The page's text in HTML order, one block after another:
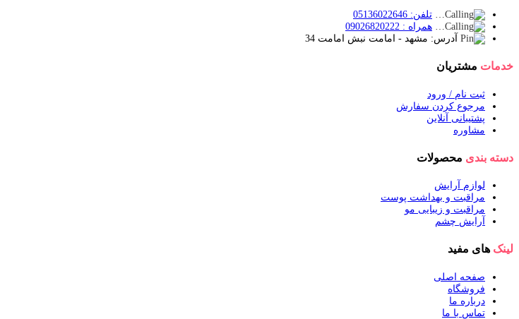
تلفن: 05136022646
همراه : 09026820222
آدرس: مشهد - امامت نبش امامت 34
خدمات مشتریان
ثبت نام / ورود
مرجوع کردن سفارش
پشتیبانی آنلاین
مشاوره
دسته بندی محصولات
لوازم آرایش
مراقبت و بهداشت پوست
مراقبت و زیبایی مو
آرایش چشم
لینک های مفید
صفحه اصلی
فروشگاه
درباره ما
تماس با ما